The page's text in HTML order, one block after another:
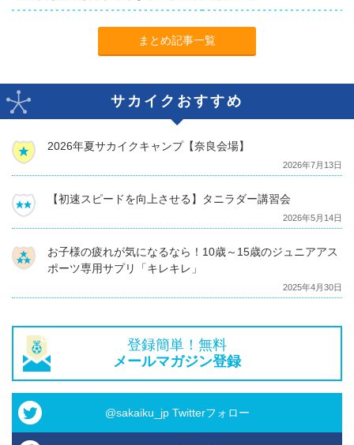
まとめ記事一覧
サカイクおすすめ
2026年夏サカイクキャンプ【奈良会場】
2026年7月13日
【初速スピードを向上させる】タニラダー講習会
2026年5月14日
お子様の疲れが気になるなら！10歳～15歳のジュニアアス
ポーツ専用サプリ「キレキレ」
2025年4月30日
登録簡単！無料
メールマガジン登録
@sakaiku_jp Twitterフォロー